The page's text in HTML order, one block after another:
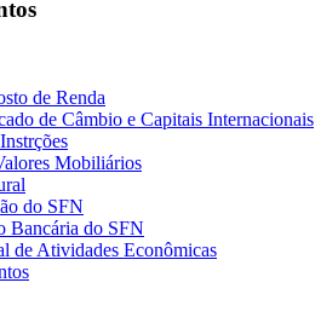
de Renda
de Câmbio e Capitais Internacionais
Mobiliários
do SFN
Bancária do SFN
de Atividades Econômicas